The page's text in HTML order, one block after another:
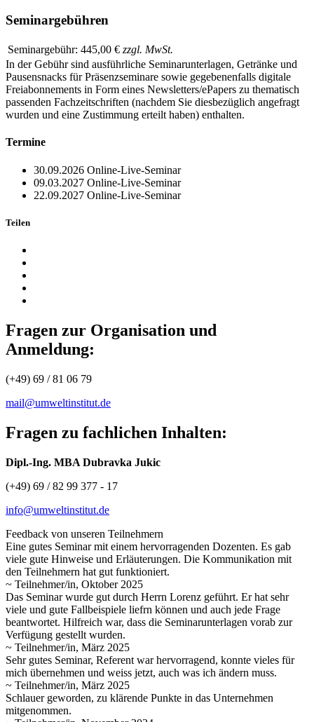
Seminargebühren
Seminargebühr: 445,00 € zzgl. MwSt.
In der Gebühr sind ausführliche Seminarunterlagen, Getränke und
Pausensnacks für Präsenzseminare sowie gegebenenfalls digitale
Freiabonnements in Form eines Newsletters/ePapers zu thematisch
passenden Fachzeitschriften (nachdem Sie diesbezüglich angefragt
wurden und eine Zustimmung erteilt haben) enthalten.
Termine
30.09.2026 Online-Live-Seminar
09.03.2027 Online-Live-Seminar
22.09.2027 Online-Live-Seminar
Teilen
Fragen zur Organisation und
Anmeldung:
(+49) 69 / 81 06 79
mail@umweltinstitut.de
Fragen zu fachlichen Inhalten:
Dipl.-Ing. MBA Dubravka Jukic
(+49) 69 / 82 99 377 - 17
info@umweltinstitut.de
Feedback von unseren Teilnehmern
Eine gutes Seminar mit einem hervorragenden Dozenten. Es gab
viele gute Hinweise und Erläuterungen. Die Kommunikation mit
den Teilnehmern hat gut funktioniert.
~ Teilnehmer/in, Oktober 2025
Das Seminar wurde gut durch Herrn Lorenz geführt. Er hat sehr
viele und gute Fallbeispiele liefrn können und auch jede Frage
beantwortet. Hilfreich war, dass die Seminarunterlagen vorab zur
Verfügung gestellt wurden.
~ Teilnehmer/in, März 2025
Sehr gutes Seminar, Referent war hervorragend, konnte vieles für
mich übernehmen und weiss jetzt, auch was ich ändern muss.
~ Teilnehmer/in, März 2025
Schlauer geworden, zu klärende Punkte in das Unternehmen
mitgenommen.